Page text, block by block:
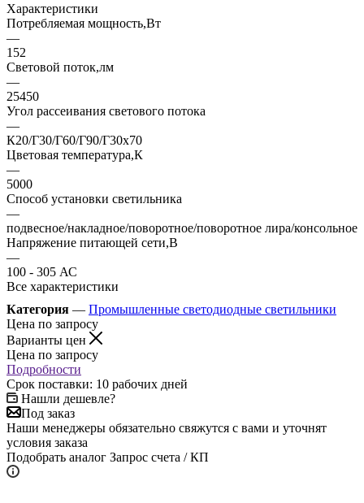
Характеристики
Потребляемая мощность,Вт
—
152
Световой поток,лм
—
25450
Угол рассеивания светового потока
—
К20/Г30/Г60/Г90/Г30х70
Цветовая температура,К
—
5000
Способ установки светильника
—
подвесное/накладное/поворотное/поворотное лира/консольное
Напряжение питающей сети,В
—
100 - 305 АС
Все характеристики
Категория — Промышленные светодиодные светильники
Цена по запросу
Варианты цен
Цена по запросу
Подробности
Срок поставки: 10 рабочих дней
Нашли дешевле?
Под заказ
Наши менеджеры обязательно свяжутся с вами и уточнят
условия заказа
Подобрать аналог Запрос счета / КП